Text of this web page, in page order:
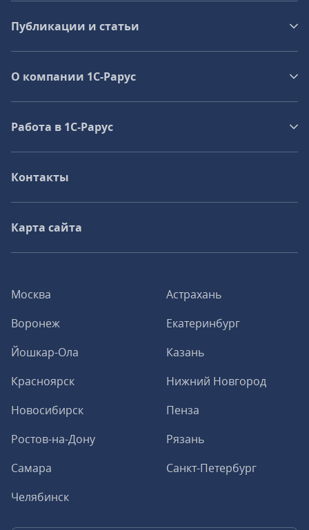
Москва
Астрахань
Воронеж
Екатеринбург
Йошкар-Ола
Казань
Красноярск
Нижний Новгород
Новосибирск
Пенза
Ростов-на-Дону
Рязань
Самара
Санкт-Петербург
Челябинск
Публикации и статьи
О компании 1C-Рарус
Работа в 1С‑Рарус
Контакты
Карта сайта